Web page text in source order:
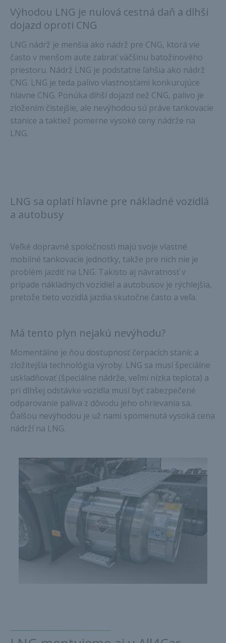
Výhodou LNG je nulová cestná daň a dlhší
dojazd oproti CNG
LNG nádrž je menšia ako nádrž pre CNG, ktorá vie
často v menšom aute zabrať väčšinu batožinového
priestoru. Nádrž LNG je podstatne ľahšia ako nádrž
CNG. LNG je teda palivo vlastnosťami konkurujúce
hlavne CNG. Ponúka dlhší dojazd než CNG, palivo je
zložením čistejšie, ale nevýhodou sú práve tankovacie
stanice a taktiež pomerne vysoké ceny nádrže na
LNG.
LNG sa oplatí hlavne pre nákladné vozidlá
a autobusy
Veľké dopravné spoločnosti majú svoje vlastné
mobilné tankovacie jednotky, takže pre nich nie je
problém jazdiť na LNG. Takisto aj návratnosť v
prípade nákladných vozidiel a autobusov je rýchlejšia,
pretože tieto vozidlá jazdia skutočne často a veľa.
Má tento plyn nejakú nevýhodu?
Momentálne je ňou dostupnosť čerpacích staníc a
zložitejšia technológia výroby. LNG sa musí špeciálne
uskladňovať (špeciálne nádrže, veľmi nízka teplota) a
pri dlhšej odstávke vozidla musí byť zabezpečené
odparovanie paliva z dôvodu jeho ohrievania sa.
Ďalšou nevýhodou je už nami spomenutá vysoká cena
nádrží na LNG.